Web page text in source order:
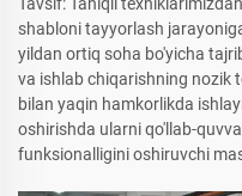
shabloni tayyorlash
yildan ortiq soha bo'yicha
va ishlab chiqarishning nozik
bilan yaqin hamkorlikda
oshirishda ularni qo'llab-
funksionalligini oshiruvchi